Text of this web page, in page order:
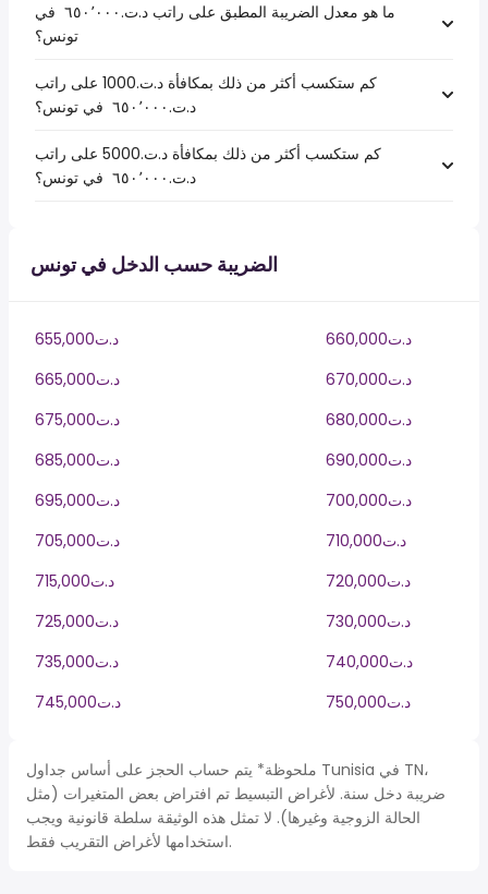
ما هو معدل الضريبة المطبق على راتب د.ت.‏٦٥٠٬٠٠٠ ‏ في
تونس؟
كم ستكسب أكثر من ذلك بمكافأة د.ت.1000 على راتب
د.ت.‏٦٥٠٬٠٠٠ ‏ في تونس؟
كم ستكسب أكثر من ذلك بمكافأة د.ت.5000 على راتب
د.ت.‏٦٥٠٬٠٠٠ ‏ في تونس؟
الضريبة حسب الدخل في تونس
655,000د.ت
660,000د.ت
665,000د.ت
670,000د.ت
675,000د.ت
680,000د.ت
685,000د.ت
690,000د.ت
695,000د.ت
700,000د.ت
705,000د.ت
710,000د.ت
715,000د.ت
720,000د.ت
725,000د.ت
730,000د.ت
735,000د.ت
740,000د.ت
745,000د.ت
750,000د.ت
ملحوظة* يتم حساب الحجز على أساس جداول Tunisia في TN،
ضريبة دخل سنة. لأغراض التبسيط تم افتراض بعض المتغيرات (مثل
الحالة الزوجية وغيرها). لا تمثل هذه الوثيقة سلطة قانونية ويجب
استخدامها لأغراض التقريب فقط.